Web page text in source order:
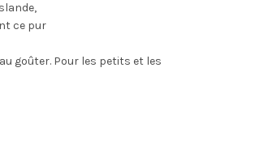
ce pur
goûter. Pour les petits et les